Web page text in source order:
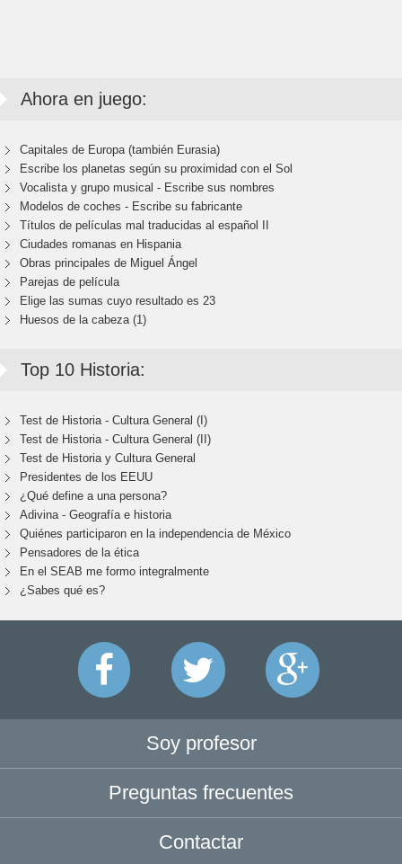
Ahora en juego:
Capitales de Europa (también Eurasia)
Escribe los planetas según su proximidad con el Sol
Vocalista y grupo musical - Escribe sus nombres
Modelos de coches - Escribe su fabricante
Títulos de películas mal traducidas al español II
Ciudades romanas en Hispania
Obras principales de Miguel Ángel
Parejas de película
Elige las sumas cuyo resultado es 23
Huesos de la cabeza (1)
Top 10 Historia:
Test de Historia - Cultura General (I)
Test de Historia - Cultura General (II)
Test de Historia y Cultura General
Presidentes de los EEUU
¿Qué define a una persona?
Adivina - Geografía e historia
Quiénes participaron en la independencia de México
Pensadores de la ética
En el SEAB me formo integralmente
¿Sabes qué es?
Soy profesor
Preguntas frecuentes
Contactar